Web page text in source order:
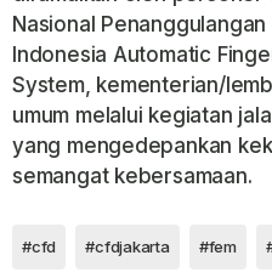
Nasional
Indonesia Automatic
System, kementerian/
umum melalui kegiatan
yang mengedepankan
semangat kebersamaan.
#cfd #cfdjakarta #fem